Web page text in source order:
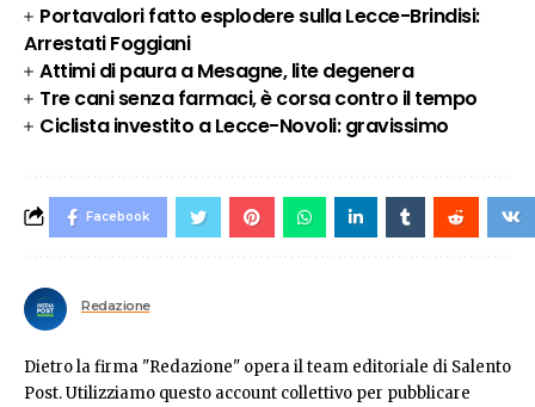
Portavalori fatto esplodere sulla Lecce-Brindisi:
Arrestati Foggiani
Attimi di paura a Mesagne, lite degenera
Tre cani senza farmaci, è corsa contro il tempo
Ciclista investito a Lecce-Novoli: gravissimo
Facebook
Redazione
Dietro la firma "Redazione" opera il team editoriale di Salento
Post. Utilizziamo questo account collettivo per pubblicare